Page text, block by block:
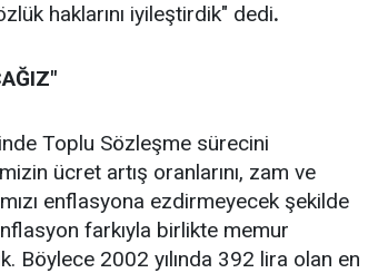
haklarını iyileştirdik" dedi.
Toplu Sözleşme sürecini
ücret artış oranlarını, zam ve
enflasyona ezdirmeyecek şekilde
farkıyla birlikte memur
Böylece 2002 yılında 392 lira olan en